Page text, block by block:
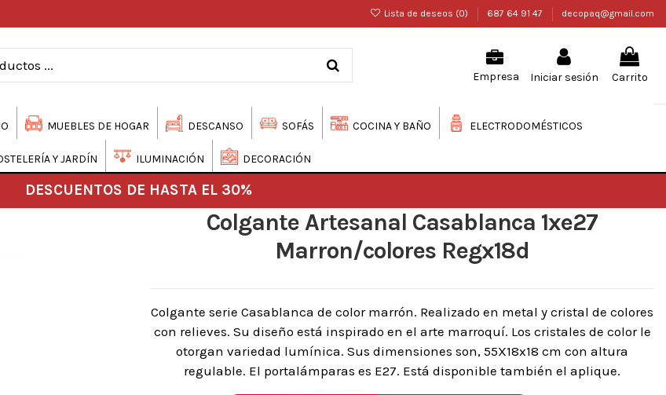
Lista de deseos (0) 687 64 91 47 decopaq@gmail.com
Empresa Iniciar sesión Carrito
MUEBLES DE HOGAR DESCANSO SOFÁS COCINA Y BAÑO ELECTRODOMÉSTICOS
Y JARDÍN ILUMINACIÓN DECORACIÓN
DESCUENTOS DE HASTA EL 30%
Colgante Artesanal Casablanca 1xe27
Marron/colores Regx18d
Colgante serie Casablanca de color marrón. Realizado en metal y cristal de colores
con relieves. Su diseño está inspirado en el arte marroquí. Los cristales de color le
otorgan variedad lumínica. Sus dimensiones son, 55X18x18 cm con altura
regulable. El portalámparas es E27. Está disponible también el aplique.